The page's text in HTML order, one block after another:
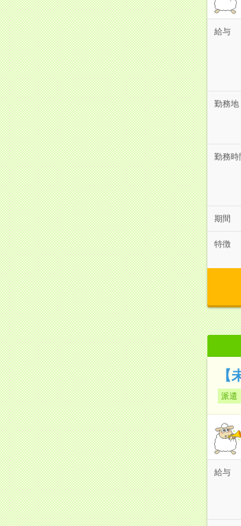
給与
勤務地
勤務時
期間
特徴
派遣
給与